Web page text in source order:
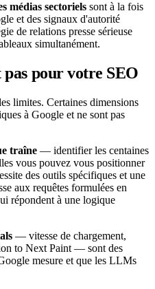
médias sectoriels sont à la fois
et des signaux d'autorité
de relations presse sérieuse
simultanément.
pour votre SEO
limites. Certaines dimensions
à Google et ne sont pas
traîne — identifier les centaines
vous pouvez vous positionner
des outils spécifiques et une
aux requêtes formulées en
répondent à une logique
— vitesse de chargement,
to Next Paint — sont des
mesure et que les LLMs